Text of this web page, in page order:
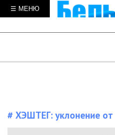
☰ МЕНЮ
# ХЭШТЕГ: уклонение